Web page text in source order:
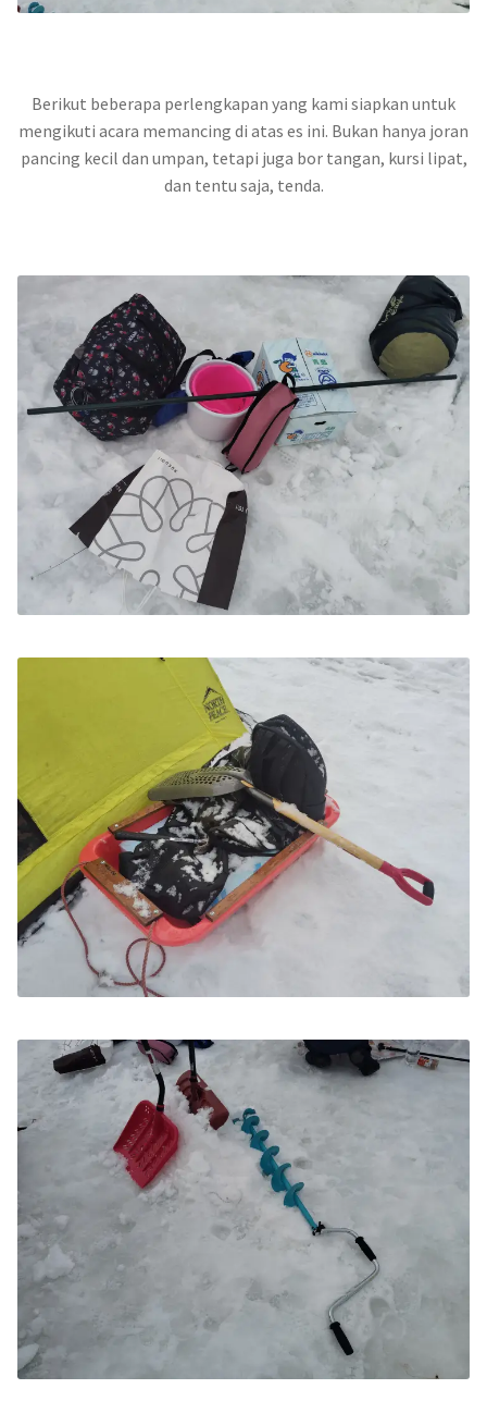
Berikut beberapa perlengkapan yang kami siapkan untuk
mengikuti acara memancing di atas es ini. Bukan hanya joran
pancing kecil dan umpan, tetapi juga bor tangan, kursi lipat,
dan tentu saja, tenda.